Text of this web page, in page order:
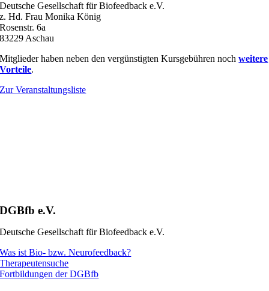
Deutsche Gesellschaft für Biofeedback e.V.
z. Hd. Frau Monika König
Rosenstr. 6a
83229 Aschau
Mitglieder haben neben den vergünstigten Kursgebühren nochweitere
Vorteile.
Zur Veranstaltungsliste
DGBfb e.V.
Deutsche Gesellschaft für Biofeedback e.V.
Was ist Bio- bzw. Neurofeedback?
Therapeutensuche
Fortbildungen der DGBfb